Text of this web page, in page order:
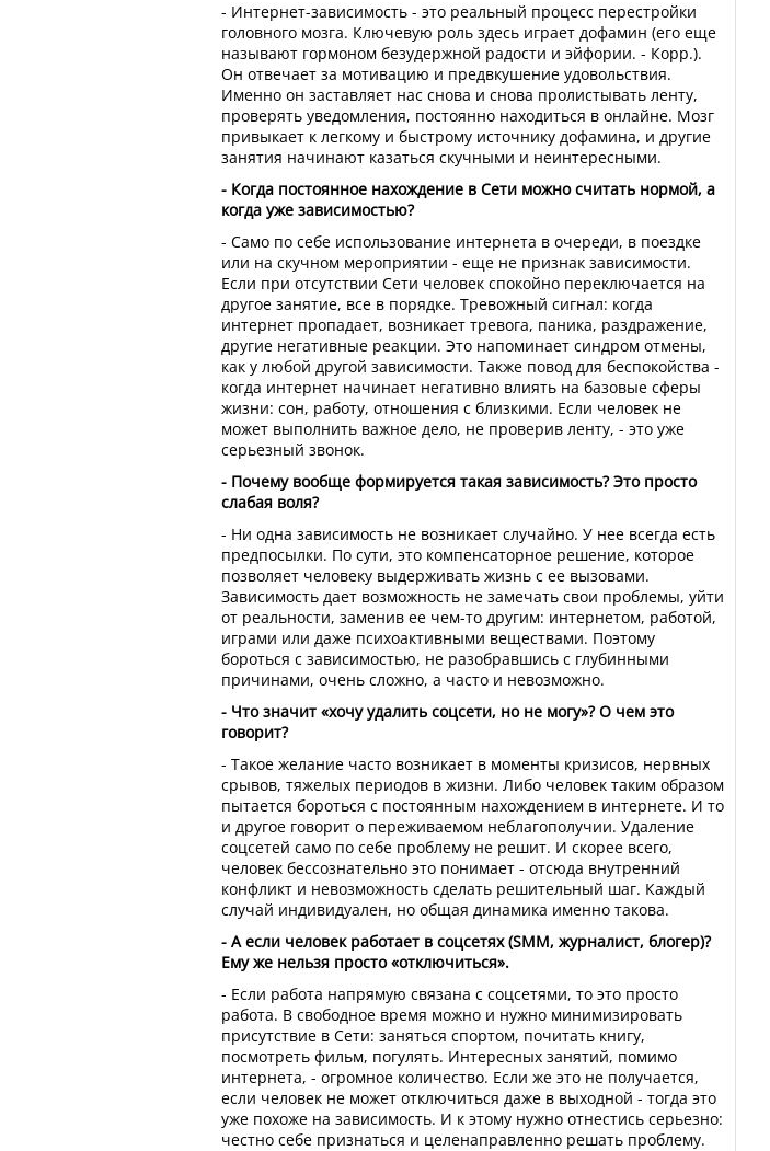
- Интернет-зависимость - это реальный процесс перестройки
головного мозга. Ключевую роль здесь играет дофамин (его еще
называют гормоном безудержной радости и эйфории. - Корр.).
Он отвечает за мотивацию и предвкушение удовольствия.
Именно он заставляет нас снова и снова пролистывать ленту,
проверять уведомления, постоянно находиться в онлайне. Мозг
привыкает к легкому и быстрому источнику дофамина, и другие
занятия начинают казаться скучными и неинтересными.
- Когда постоянное нахождение в Сети можно считать нормой, а
когда уже зависимостью?
- Само по себе использование интернета в очереди, в поездке
или на скучном мероприятии - еще не признак зависимости.
Если при отсутствии Сети человек спокойно переключается на
другое занятие, все в порядке. Тревожный сигнал: когда
интернет пропадает, возникает тревога, паника, раздражение,
другие негативные реакции. Это напоминает синдром отмены,
как у любой другой зависимости. Также повод для беспокойства -
когда интернет начинает негативно влиять на базовые сферы
жизни: сон, работу, отношения с близкими. Если человек не
может выполнить важное дело, не проверив ленту, - это уже
серьезный звонок.
- Почему вообще формируется такая зависимость? Это просто
слабая воля?
- Ни одна зависимость не возникает случайно. У нее всегда есть
предпосылки. По сути, это компенсаторное решение, которое
позволяет человеку выдерживать жизнь с ее вызовами.
Зависимость дает возможность не замечать свои проблемы, уйти
от реальности, заменив ее чем-то другим: интернетом, работой,
играми или даже психоактивными веществами. Поэтому
бороться с зависимостью, не разобравшись с глубинными
причинами, очень сложно, а часто и невозможно.
- Что значит «хочу удалить соцсети, но не могу»? О чем это
говорит?
- Такое желание часто возникает в моменты кризисов, нервных
срывов, тяжелых периодов в жизни. Либо человек таким образом
пытается бороться с постоянным нахождением в интернете. И то
и другое говорит о переживаемом неблагополучии. Удаление
соцсетей само по себе проблему не решит. И скорее всего,
человек бессознательно это понимает - отсюда внутренний
конфликт и невозможность сделать решительный шаг. Каждый
случай индивидуален, но общая динамика именно такова.
- А если человек работает в соцсетях (SMM, журналист, блогер)?
Ему же нельзя просто «отключиться».
- Если работа напрямую связана с соцсетями, то это просто
работа. В свободное время можно и нужно минимизировать
присутствие в Сети: заняться спортом, почитать книгу,
посмотреть фильм, погулять. Интересных занятий, помимо
интернета, - огромное количество. Если же это не получается,
если человек не может отключиться даже в выходной - тогда это
уже похоже на зависимость. И к этому нужно отнестись серьезно:
честно себе признаться и целенаправленно решать проблему.